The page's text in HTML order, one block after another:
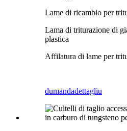
Lame di ricambio per
Lama di triturazione di
plastica
Affilatura di lame per
dumandadettagliu